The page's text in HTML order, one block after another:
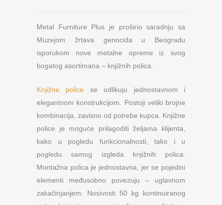
Metal Furniture Plus je proširio saradnju sa
Muzejom žrtava genocida u Beogradu
isporukom nove metalne opreme iz svog
bogatog asortimana – knjižnih polica.
Knjižne police se odlikuju jednostavnom i
elegantnom konstrukcijom. Postoji veliki brojne
kombinacija, zavisno od potrebe kupca. Knjižne
police je moguće prilagoditi željama klijenta,
kako u pogledu funkcionalnosti, tako i u
pogledu samog izgleda knjižnih polica.
Montažna polica je jednostavna, jer se pojedini
elementi međusobno povezuju – uglavnom
zakačinjanjem. Nosivosti 50 kg kontinuiranog